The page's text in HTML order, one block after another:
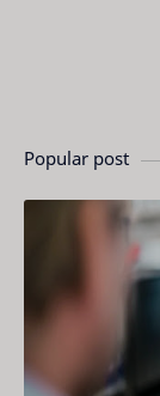
Popular post